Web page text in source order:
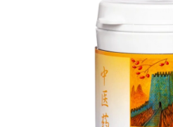
hvězdiček.